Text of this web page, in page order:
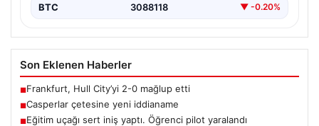
BTC 3088118 ▼ -0.20%
Son Eklenen Haberler
■Frankfurt, Hull City’yi 2-0 mağlup etti
■Casperlar çetesine yeni iddianame
■Eğitim uçağı sert iniş yaptı. Öğrenci pilot yaralandı